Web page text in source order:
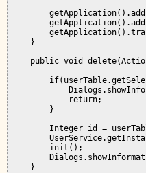
    }
public void
            return;
        }
Integer id =
        init();
    }